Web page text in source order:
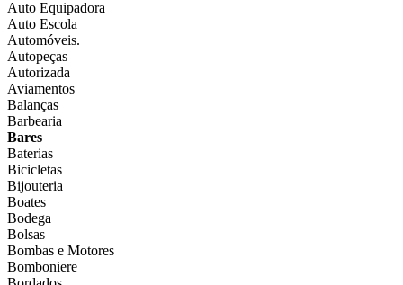
Auto Equipadora
Auto Escola
Automóveis.
Autopeças
Autorizada
Aviamentos
Balanças
Barbearia
Bares
Baterias
Bicicletas
Bijouteria
Boates
Bodega
Bolsas
Bombas e Motores
Bomboniere